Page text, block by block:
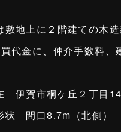
地上に２階建ての木造
代金に、仲介手数料、
伊賀市桐ケ丘２丁目
状 間口8.7m（北側）